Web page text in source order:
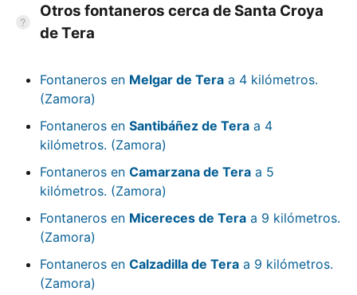
Otros fontaneros cerca de Santa Croya
de Tera
Fontaneros en Melgar de Tera a 4 kilómetros.
(Zamora)
Fontaneros en Santibáñez de Tera a 4
kilómetros. (Zamora)
Fontaneros en Camarzana de Tera a 5
kilómetros. (Zamora)
Fontaneros en Micereces de Tera a 9 kilómetros.
(Zamora)
Fontaneros en Calzadilla de Tera a 9 kilómetros.
(Zamora)